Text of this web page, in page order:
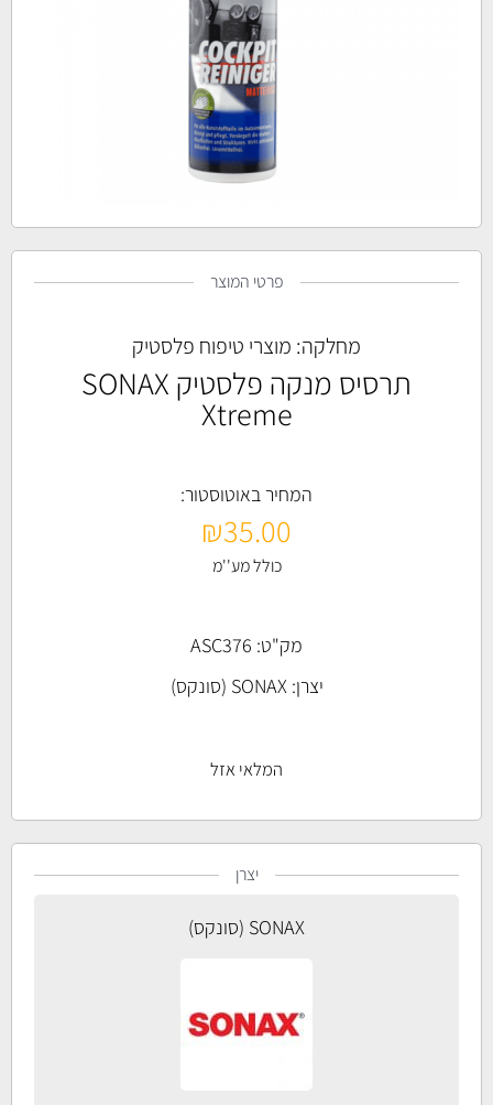
פרטי המוצר
מחלקה: מוצרי טיפוח פלסטיק
תרסיס מנקה פלסטיק SONAX
Xtreme
המחיר באוטוסטור:
₪35.00
כולל מע''מ
מק"ט: ASC376
יצרן:SONAX (סונקס)
המלאי אזל
יצרן
SONAX (סונקס)